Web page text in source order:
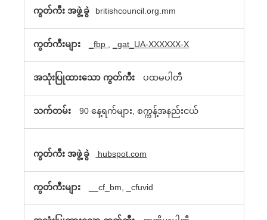
ထား‌ေသာ
cookie
britishcouncil.org.mm
_fbp _gat_UA-XXXXXX-X
ပထမပါတီ
90 နေ့ရက်များ, စက္ကန့်အနည်းငယ်
hubspot.com
__cf_bm, _cfuvid